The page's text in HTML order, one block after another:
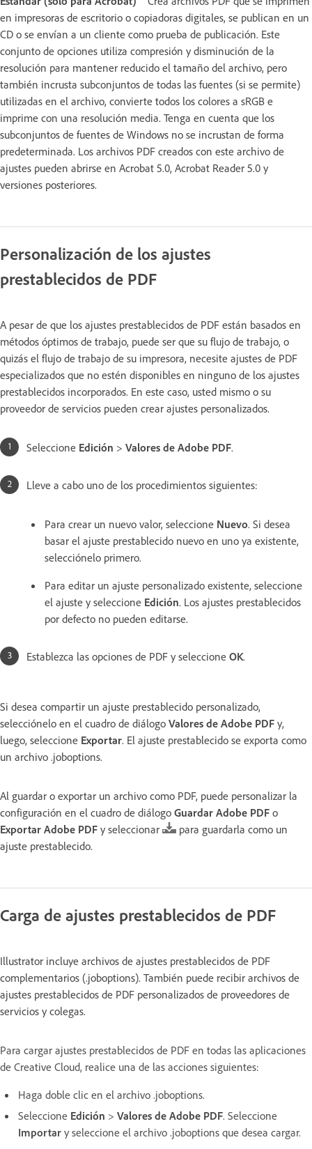
en impresoras de escritorio o copiadoras digitales, se publican en un
CD o se envían a un cliente como prueba de publicación. Este
conjunto de opciones utiliza compresión y disminución de la
resolución para mantener reducido el tamaño del archivo, pero
también incrusta subconjuntos de todas las fuentes (si se permite)
utilizadas en el archivo, convierte todos los colores a sRGB e
imprime con una resolución media. Tenga en cuenta que los
subconjuntos de fuentes de Windows no se incrustan de forma
predeterminada. Los archivos PDF creados con este archivo de
ajustes pueden abrirse en Acrobat 5.0, Acrobat Reader 5.0 y
versiones posteriores.
Personalización de los ajustes
prestablecidos de PDF
A pesar de que los ajustes prestablecidos de PDF están basados en
métodos óptimos de trabajo, puede ser que su flujo de trabajo, o
quizás el flujo de trabajo de su impresora, necesite ajustes de PDF
especializados que no estén disponibles en ninguno de los ajustes
prestablecidos incorporados. En este caso, usted mismo o su
proveedor de servicios pueden crear ajustes personalizados.
Seleccione Edición > Valores de Adobe PDF.
Lleve a cabo uno de los procedimientos siguientes:
Para crear un nuevo valor, seleccione Nuevo. Si desea
basar el ajuste prestablecido nuevo en uno ya existente,
selecciónelo primero.
Para editar un ajuste personalizado existente, seleccione
el ajuste y seleccione Edición. Los ajustes prestablecidos
por defecto no pueden editarse.
Establezca las opciones de PDF y seleccione OK.
Si desea compartir un ajuste prestablecido personalizado,
selecciónelo en el cuadro de diálogo Valores de Adobe PDF y,
luego, seleccione Exportar. El ajuste prestablecido se exporta como
un archivo .joboptions.
Al guardar o exportar un archivo como PDF, puede personalizar la
configuración en el cuadro de diálogo Guardar Adobe PDF o
Exportar Adobe PDF y seleccionar
para guardarla como un
ajuste prestablecido.
Carga de ajustes prestablecidos de PDF
Illustrator incluye archivos de ajustes prestablecidos de PDF
complementarios (.joboptions). También puede recibir archivos de
ajustes prestablecidos de PDF personalizados de proveedores de
servicios y colegas.
Para cargar ajustes prestablecidos de PDF en todas las aplicaciones
de Creative Cloud, realice una de las acciones siguientes:
Haga doble clic en el archivo .joboptions.
Seleccione Edición > Valores de Adobe PDF. Seleccione
Importar y seleccione el archivo .joboptions que desea cargar.